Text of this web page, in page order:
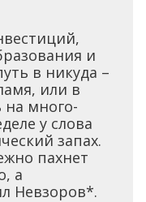
и
в никуда –
или в
на много-
у слова
запах.
пахнет
а
Невзоров*.